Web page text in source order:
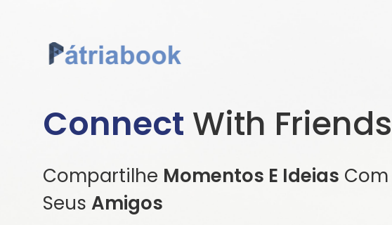
Connect With Friends
Compartilhe Momentos E Ideias Com
Seus Amigos